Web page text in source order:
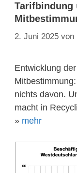
Tarifbindung
2. Juni 2025 von
Entwicklung
nichts davon.
macht in
» mehr